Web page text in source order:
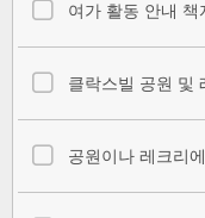
여가 활동 안내 책
클락스빌 공원 및
공원이나 레크리